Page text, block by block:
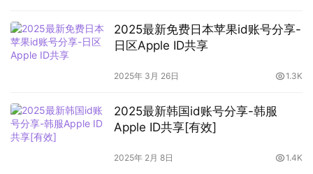
2025最新免费日本苹果id账号分享-
日区Apple ID共享
2025年 3月 26日 1.3K
2025最新韩国id账号分享-韩服
Apple ID共享[有效]
2025年 2月 8日 1.4K